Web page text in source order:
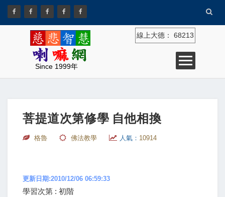
Since 1999年
線上大德： 68213
菩提道次第修學 自他相換
格魯 佛法教學 人氣： 10914
更新日期:2010/12/06 06:59:33
學習次第 : 初階